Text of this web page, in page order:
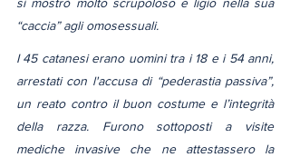
“caccia” agli omosessuali.
I 45 catanesi erano uomini tra i 18 e i 54 anni,
arrestati con l'accusa di “pederastia passiva”,
un reato contro il buon costume e l’integrità
della razza. Furono sottoposti a visite
mediche invasive che ne attestassero la